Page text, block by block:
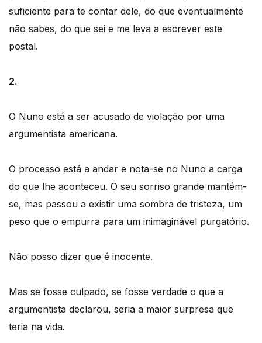
suficiente para te contar dele, do que eventualmente
não sabes, do que sei e me leva a escrever este
postal.
2.
O Nuno está a ser acusado de violação por uma
argumentista americana.
O processo está a andar e nota-se no Nuno a carga
do que lhe aconteceu. O seu sorriso grande mantém-
se, mas passou a existir uma sombra de tristeza, um
peso que o empurra para um inimaginável purgatório.
Não posso dizer que é inocente.
Mas se fosse culpado, se fosse verdade o que a
argumentista declarou, seria a maior surpresa que
teria na vida.